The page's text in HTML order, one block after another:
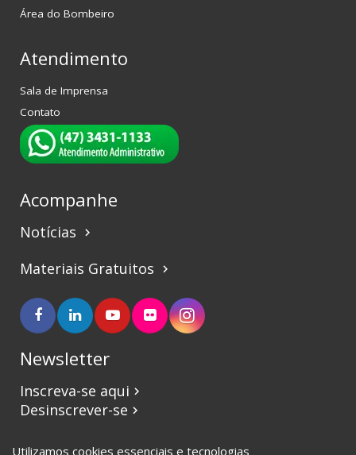
Área do Bombeiro
Atendimento
Sala de Imprensa
Contato
Acompanhe
Notícias keyboard_arrow_right
Materiais Gratuitos keyboard_arrow_right
Newsletter
Inscreva-se aqui keyboard_arrow_right
Desinscrever-se keyboard_arrow_right
Utilizamos cookies essenciais e tecnologias